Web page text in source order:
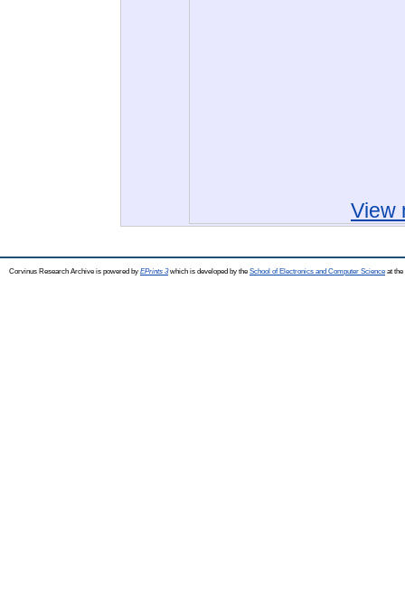
View
Corvinus Research Archive is powered by EPrints 3which is developed by the School of Electronics and Computer Science at